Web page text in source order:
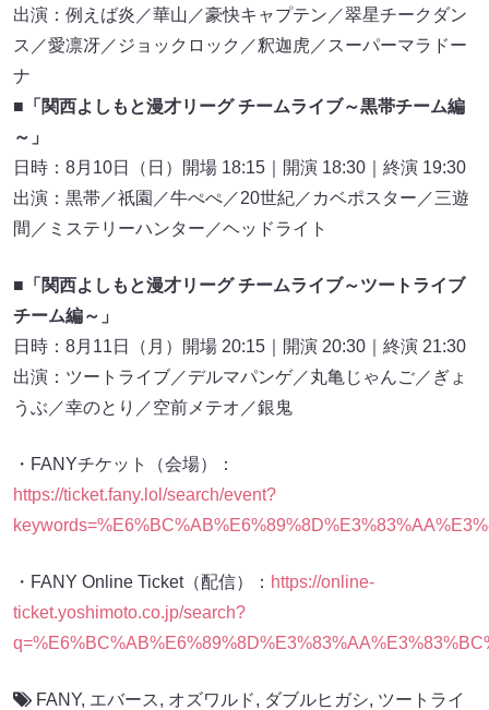
出演：例えば炎／華山／豪快キャプテン／翠星チークダン
ス／愛凛冴／ジョックロック／釈迦虎／スーパーマラドー
ナ
■「関西よしもと漫才リーグ チームライブ～黒帯チーム編
～」
日時：8月10日（日）開場 18:15｜開演 18:30｜終演 19:30
出演：黒帯／祇園／牛ぺぺ／20世紀／カベポスター／三遊
間／ミステリーハンター／ヘッドライト
■「関西よしもと漫才リーグ チームライブ～ツートライブ
チーム編～」
日時：8月11日（月）開場 20:15｜開演 20:30｜終演 21:30
出演：ツートライブ／デルマパンゲ／丸亀じゃんご／ぎょ
うぶ／幸のとり／空前メテオ／銀鬼
・FANYチケット（会場）：
https://ticket.fany.lol/search/event?
・FANY Online Ticket（配信）： https://online-
ticket.yoshimoto.co.jp/search?
FANY, エバース, オズワルド, ダブルヒガシ, ツートライ